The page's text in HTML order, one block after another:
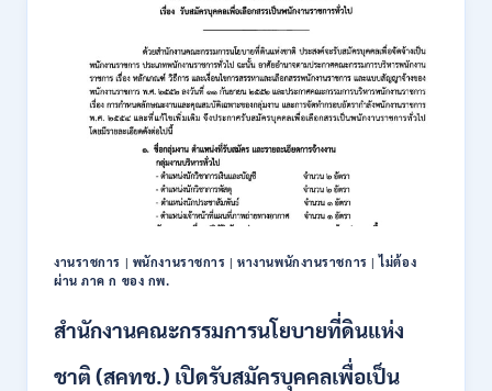
–
10
สิงหาคม
2569
การเกษตร
(ธ.ก.ส.)
เปิด
รับ
สมัคร
บุคคล
เพื่อ
เป็น
พนักงาน
หลาย
อัตรา
ป.ตรี
/
เดือน
งานราชการ | พนักงานราชการ |หางานพนักงานราชการ |ไม่ต้อง
ผ่าน ภาค ก ของ กพ.
สำนักงานคณะกรรมการนโยบายที่ดินแห่ง
ชาติ (สคทช.) เปิดรับสมัครบุคคลเพื่อเป็น